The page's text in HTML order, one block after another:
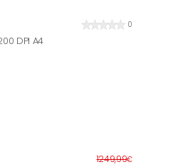
0
DPI A4
1249,99€Antes